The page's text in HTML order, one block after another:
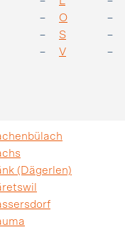
O
S
V
(Dägerlen)